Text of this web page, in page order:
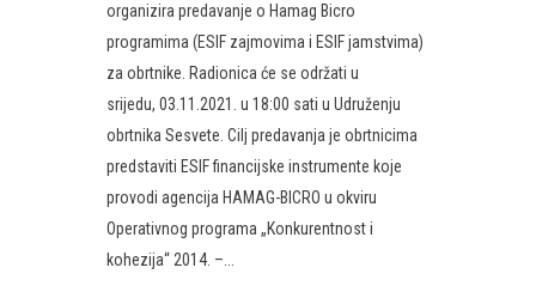
organizira predavanje o Hamag Bicro
programima (ESIF zajmovima i ESIF jamstvima)
za obrtnike. Radionica će se održati u
srijedu, 03.11.2021. u 18:00 sati u Udruženju
obrtnika Sesvete. Cilj predavanja je obrtnicima
predstaviti ESIF financijske instrumente koje
provodi agencija HAMAG-BICRO u okviru
Operativnog programa „Konkurentnost i
kohezija“ 2014. –...